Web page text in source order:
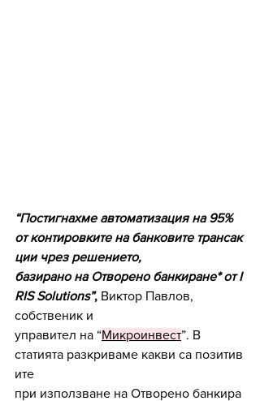
“Постигнахме автоматизация на 95%
от контировките на банковите трансак
ции чрез решението,
базирано на Отворено банкиране* от I
RIS Solutions”, Виктор Павлов,
собственик и
управител на “Микроинвест”. В
статията разкриваме какви са позитив
ите
при използване на Отворено банкира